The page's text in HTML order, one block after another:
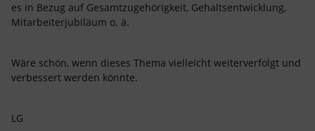
es in Bezug auf Gesamtzugehörigkeit, Gehaltsentwicklung,
Mitarbeiterjubiläum o. ä.
Wäre schön, wenn dieses Thema vielleicht weiterverfolgt und
verbessert werden könnte.
LG